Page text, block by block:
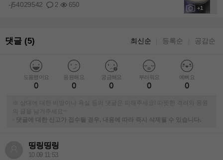
+1
2 650
-j54029542
댓글 (5) 최신순 등록순 공감순
도움됐어요
0
응원해요
0
궁금해요
0
부러워요
0
예뻐요
0
※ 상대에 대한 비방이나 욕설 등의 댓글은 피해주세요! 따뜻한 격려와 응원
의 글을 남겨주세요~
-
댓글에 대한 신고가 접수될 경우, 내용에 따라 즉시 삭제될 수 있습니다.
띵링띵링
10.09 11:53